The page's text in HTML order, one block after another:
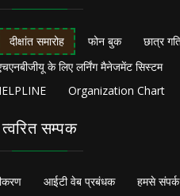
दीक्षांत समारोह फोन बुक छात्र
के लिए लर्निंग मैनेजमेंट सिस्टम
Organization Chart
त्वरित सम्पक
आईटी वेब प्रबंधक हमसे